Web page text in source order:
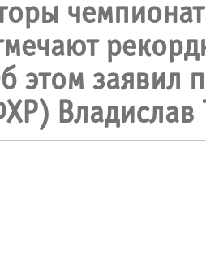
этом заявил
Владислав